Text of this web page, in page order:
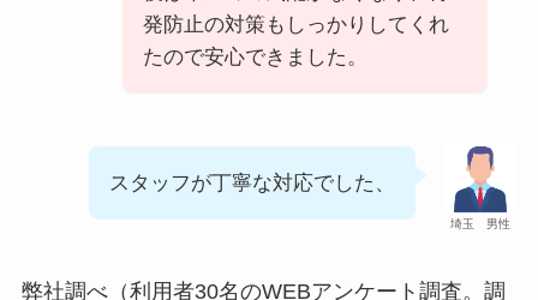
発防止の対策もしっかりしてくれ
たので安心できました。
埼玉 男性
スタッフが丁寧な対応でした、
弊社調べ（利用者30名のWEBアンケート調査。調